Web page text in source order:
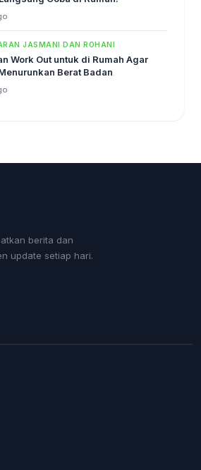
JASMANI DAN ROHANI
Work Out untuk di Rumah Agar
Berat Badan
berita dan
update setiap hari.